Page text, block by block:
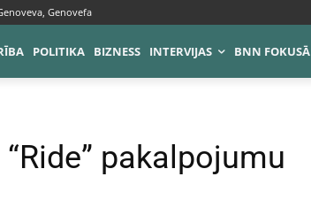
Genovefa
POLITIKA BIZNESS INTERVIJAS BNN FOKUSĀ
pakalpojumu